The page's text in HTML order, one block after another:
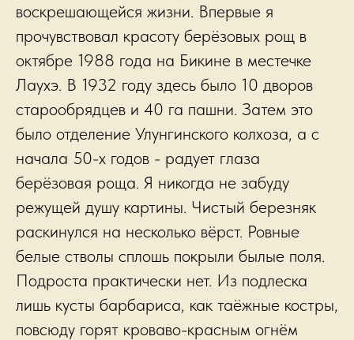
воскрешающейся жизни. Впервые я
прочувствовал красоту берёзовых рощ в
октябре 1988 года на Бикине в местечке
Лаухэ. В 1932 году здесь было 10 дворов
старообрядцев и 40 га пашни. Затем это
было отделение Улунгинского колхоза, а с
начала 50-х годов - радует глаза
берёзовая роща. Я никогда не забуду
режущей душу картины. Чистый березняк
раскинулся на несколько вёрст. Ровные
белые стволы сплошь покрыли былые поля.
Подроста практически нет. Из подлеска
лишь кусты барбариса, как таёжные костры,
повсюду горят кроваво-красным огнём